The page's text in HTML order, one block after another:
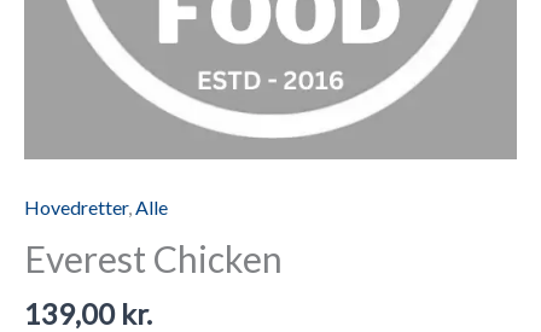
Hovedretter, Alle
Everest Chicken
139,00 kr.